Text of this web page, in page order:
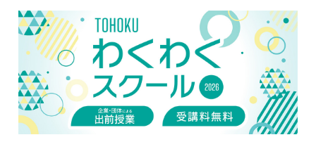
・技術士の仕事紹介のほか、UAVを使った測量紹介と空中撮影
の実演。
・模型を使った防災教育。
・ダヴィンチの橋の工作実習。
【TOHOKUわくわくスクール】主催：公益財団法人東北活性化
研究センター（https://www.kasseiken.jp/）
東北6県ならびに新潟県の小学生・中学生・高校生を対象と